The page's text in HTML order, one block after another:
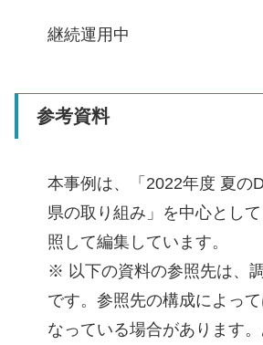
継続運用中
参考資料
本事例は、「2022年度 夏の
県の取り組み」を中心とし
照して編集しています。
※ 以下の資料の参照先は、
です。参照先の構成によっ
なっている場合があります